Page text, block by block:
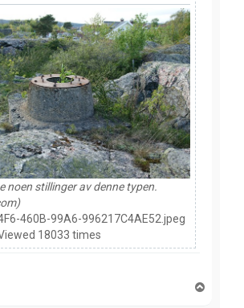
noen stillinger av denne typen.
460B-99A6-996217C4AE52.jpeg
18033 times